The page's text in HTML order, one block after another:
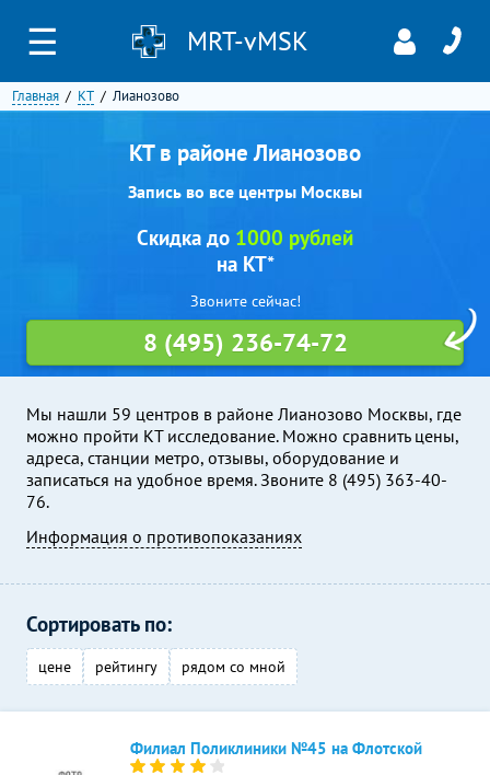
☰ MRT-vMSK
Главная КТ Лианозово
КТ в районе Лианозово
Запись во все центры Москвы
Мы нашли 59 центров в районе Лианозово Москвы, где
можно пройти КТ исследование. Можно сравнить цены,
адреса, станции метро, отзывы, оборудование и
записаться на удобное время. Звоните 8 (495) 363-40-
76.
Информация о противопоказаниях
Скидка до 1000 рублей
на КТ*
Звоните сейчас!
8 (495) 236-74-72
Сортировать по:
цене рейтингу рядом со мной
Филиал Поликлиники №45 на Флотской